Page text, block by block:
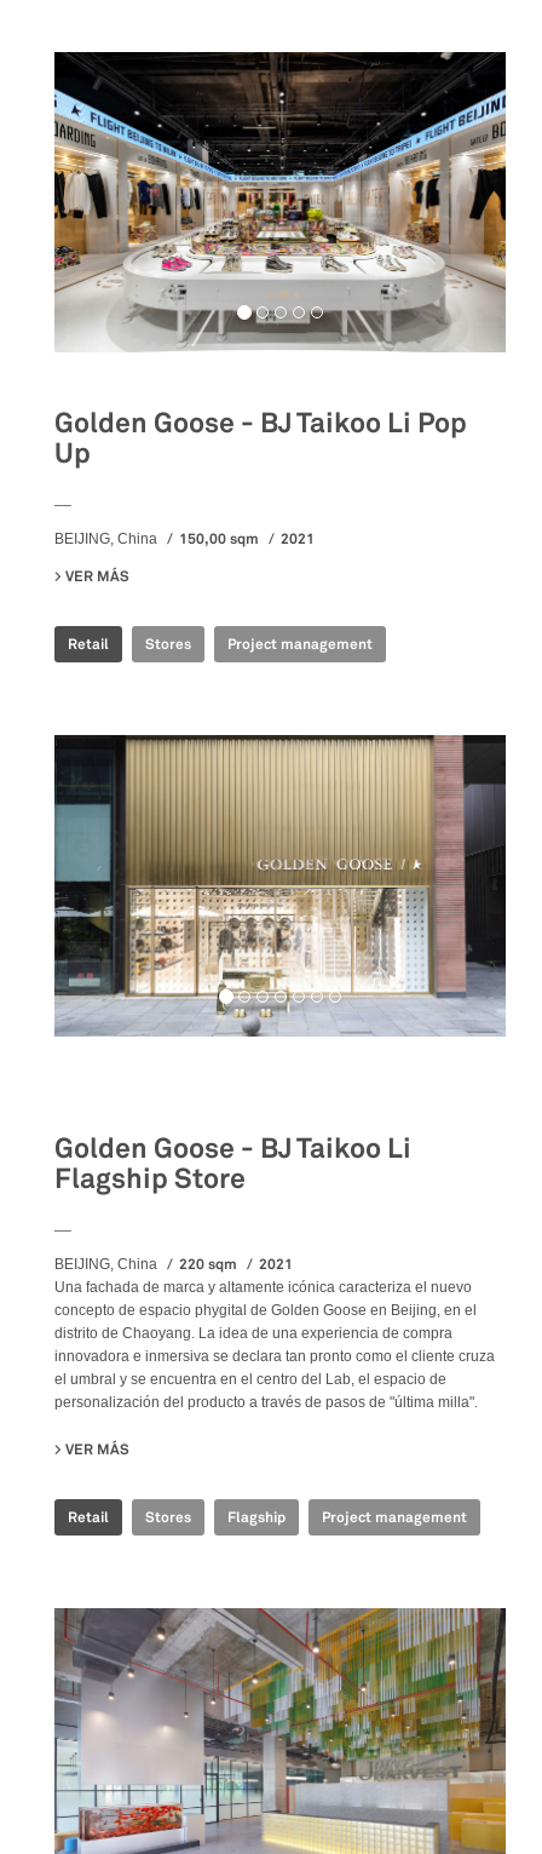
Golden Goose - BJ Taikoo Li Pop
Up
BEIJING, China 150,00 sqm
2021
VER MÁS
Retail Stores Project management
Golden Goose - BJ Taikoo Li
Flagship Store
BEIJING, China 220 sqm 2021
Una fachada de marca y altamente icónica caracteriza el nuevo
concepto de espacio phygital de Golden Goose en Beijing, en el
distrito de Chaoyang. La idea de una experiencia de compra
innovadora e inmersiva se declara tan pronto como el cliente cruza
el umbral y se encuentra en el centro del Lab, el espacio de
personalización del producto a través de pasos de "última milla".
VER MÁS
Retail Stores Flagship Project management